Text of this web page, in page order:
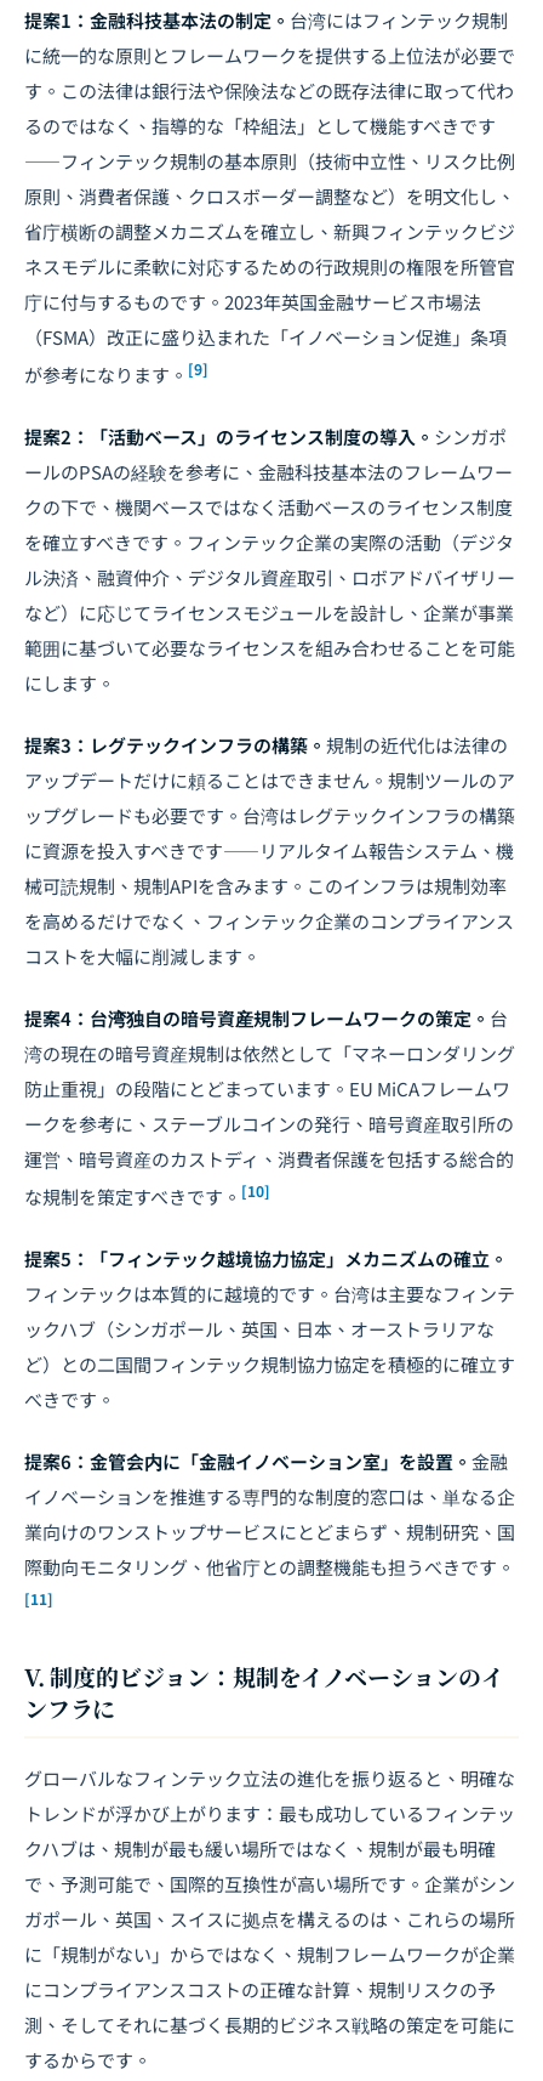
提案1：金融科技基本法の制定。 台湾にはフィンテック規制
に統一的な原則とフレームワークを提供する上位法が必要で
す。この法律は銀行法や保険法などの既存法律に取って代わ
るのではなく、指導的な「枠組法」として機能すべきです
――フィンテック規制の基本原則（技術中立性、リスク比例
原則、消費者保護、クロスボーダー調整など）を明文化し、
省庁横断の調整メカニズムを確立し、新興フィンテックビジ
ネスモデルに柔軟に対応するための行政規則の権限を所管官
庁に付与するものです。2023年英国金融サービス市場法
（FSMA）改正に盛り込まれた「イノベーション促進」条項
が参考になります。 [9]
提案2：「活動ベース」のライセンス制度の導入。 シンガポ
ールのPSAの経験を参考に、金融科技基本法のフレームワー
クの下で、機関ベースではなく活動ベースのライセンス制度
を確立すべきです。フィンテック企業の実際の活動（デジタ
ル決済、融資仲介、デジタル資産取引、ロボアドバイザリー
など）に応じてライセンスモジュールを設計し、企業が事業
範囲に基づいて必要なライセンスを組み合わせることを可能
にします。
提案3：レグテックインフラの構築。 規制の近代化は法律の
アップデートだけに頼ることはできません。規制ツールのア
ップグレードも必要です。台湾はレグテックインフラの構築
に資源を投入すべきです――リアルタイム報告システム、機
械可読規制、規制APIを含みます。このインフラは規制効率
を高めるだけでなく、フィンテック企業のコンプライアンス
コストを大幅に削減します。
提案4：台湾独自の暗号資産規制フレームワークの策定。 台
湾の現在の暗号資産規制は依然として「マネーロンダリング
防止重視」の段階にとどまっています。EU MiCAフレームワ
ークを参考に、ステーブルコインの発行、暗号資産取引所の
運営、暗号資産のカストディ、消費者保護を包括する総合的
な規制を策定すべきです。 [10]
提案5：「フィンテック越境協力協定」メカニズムの確立。
フィンテックは本質的に越境的です。台湾は主要なフィンテ
ックハブ（シンガポール、英国、日本、オーストラリアな
ど）との二国間フィンテック規制協力協定を積極的に確立す
べきです。
提案6：金管会内に「金融イノベーション室」を設置。 金融
イノベーションを推進する専門的な制度的窓口は、単なる企
業向けのワンストップサービスにとどまらず、規制研究、国
際動向モニタリング、他省庁との調整機能も担うべきです。
[11]
V. 制度的ビジョン：規制をイノベーションのイ
ンフラに
グローバルなフィンテック立法の進化を振り返ると、明確な
トレンドが浮かび上がります：最も成功しているフィンテッ
クハブは、規制が最も緩い場所ではなく、規制が最も明確
で、予測可能で、国際的互換性が高い場所です。企業がシン
ガポール、英国、スイスに拠点を構えるのは、これらの場所
に「規制がない」からではなく、規制フレームワークが企業
にコンプライアンスコストの正確な計算、規制リスクの予
測、そしてそれに基づく長期的ビジネス戦略の策定を可能に
するからです。